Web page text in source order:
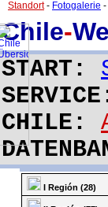
Chile-
START:
CHILE:
Standort- Fotogalerie -
I Región (28)